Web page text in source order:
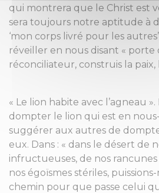
qui montrera que le Christ est
sera toujours notre aptitude à
‘mon corps livré pour les
réveiller en nous disant « porte
réconciliateur, construis la paix,
« Le lion habite avec l’agneau
dompter le lion qui est en
suggérer aux autres de
eux. Dans : « dans le désert de
infructueuses, de nos
nos égoïsmes stériles,
chemin pour que passe celui